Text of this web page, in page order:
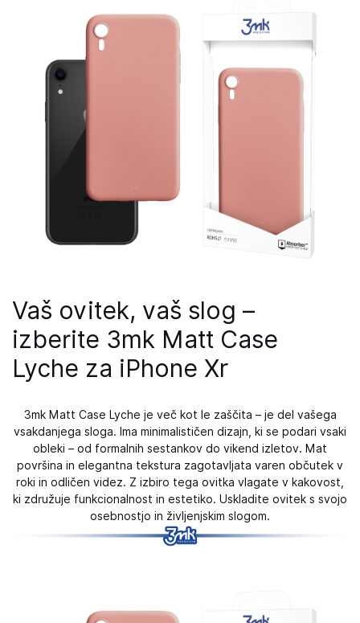
Vaš ovitek, vaš slog –
izberite 3mk Matt Case
Lyche za iPhone Xr
3mk Matt Case Lyche je več kot le zaščita – je del vašega
vsakdanjega sloga. Ima minimalističen dizajn, ki se podari vsaki
obleki – od formalnih sestankov do vikend izletov. Mat
površina in elegantna tekstura zagotavljata varen občutek v
roki in odličen videz. Z izbiro tega ovitka vlagate v kakovost,
ki združuje funkcionalnost in estetiko. Uskladite ovitek s svojo
osebnostjo in življenjskim slogom.